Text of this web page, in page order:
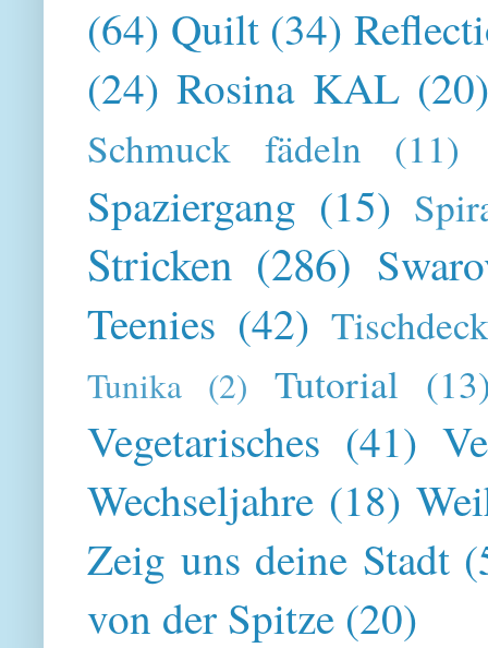
(64) Quilt (34)
(24) Rosina KAL
Schmuck fädeln (11)
Spaziergang (15)
Stricken (286)
Teenies (42)
Tunika (2) Tutorial
Vegetarisches (41)
Wechseljahre (18)
Zeig uns deine Stadt
von der Spitze (20)